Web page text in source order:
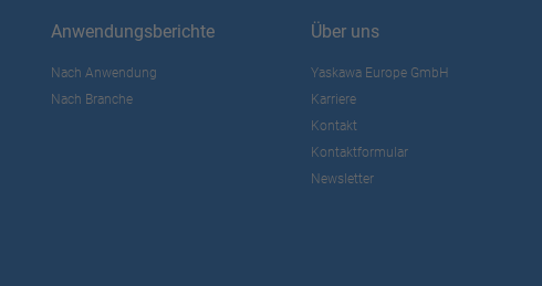
Anwendungsberichte
Nach Anwendung
Nach Branche
Über uns
Yaskawa Europe GmbH
Karriere
Kontakt
Kontaktformular
Newsletter